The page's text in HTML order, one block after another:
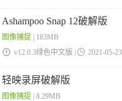
Ashampoo Snap 12破解版
图像捕捉 | 183MB
 v12.0.3绿色中文版 |  2021-05-23
轻映录屏破解版
图像捕捉 | 8.29MB